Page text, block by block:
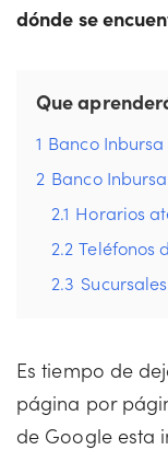
dónde se
Que
1 Banco Inbursa
2 Banco
2.1 Horarios
2.2 Teléfonos
2.3
Es tiempo de
página por
de Google esta